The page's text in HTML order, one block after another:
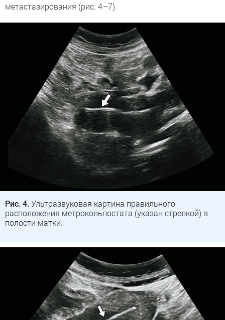
метастазирования (рис. 4–7).
Рис. 4. Ультразвуковая картина правильного
расположения метрокольпостата (указан стрелкой) в
полости матки.